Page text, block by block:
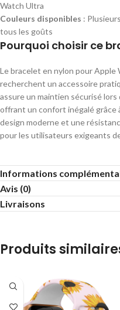
Watch Ultra
Couleurs disponibles :
tous les goûts
Pourquoi choisir ce
Le bracelet en nylon pour
recherchent un accessoire
assure un maintien sécurisé
offrant un confort inégalé grâce
design moderne et une
pour les utilisateurs exigeants
Informations
Avis (0)
Livraisons
Produits